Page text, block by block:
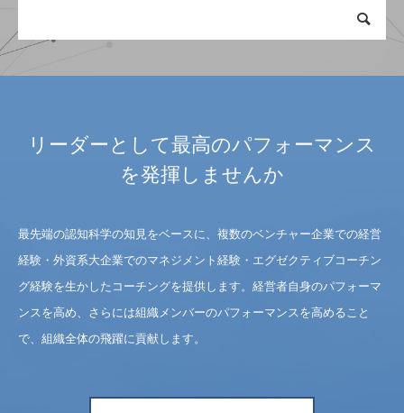
リーダーとして最高のパフォーマンス
を発揮しませんか
最先端の認知科学の知見をベースに、複数のベンチャー企業での経営
経験・外資系大企業でのマネジメント経験・エグゼクティブコーチン
グ経験を生かしたコーチングを提供します。経営者自身のパフォーマ
ンスを高め、さらには組織メンバーのパフォーマンスを高めること
で、組織全体の飛躍に貢献します。